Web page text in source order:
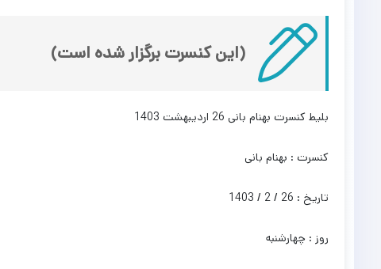
(این کنسرت برگزار شده است)
بلیط کنسرت بهنام بانی 26 اردیبهشت 1403
کنسرت : بهنام بانی
تاریخ : 26 / 2 / 1403
روز : چهارشنبه